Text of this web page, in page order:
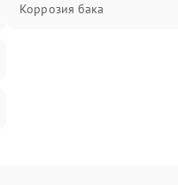
Коррозия бака